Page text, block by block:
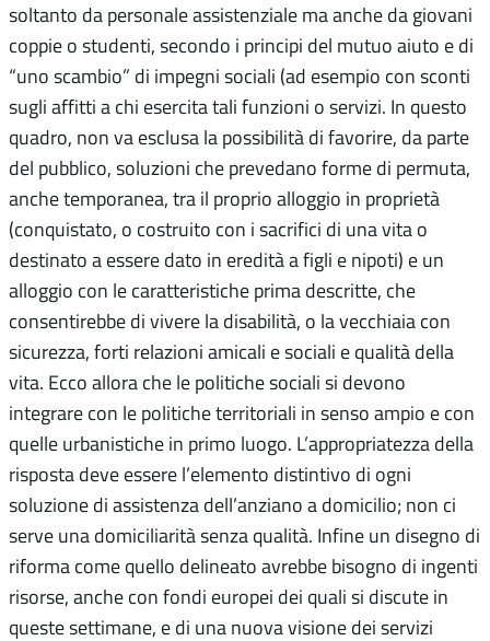
soltanto da personale assistenziale ma anche da giovani
coppie o studenti, secondo i principi del mutuo aiuto e di
“uno scambio” di impegni sociali (ad esempio con sconti
sugli affitti a chi esercita tali funzioni o servizi. In questo
quadro, non va esclusa la possibilità di favorire, da parte
del pubblico, soluzioni che prevedano forme di permuta,
anche temporanea, tra il proprio alloggio in proprietà
(conquistato, o costruito con i sacrifici di una vita o
destinato a essere dato in eredità a figli e nipoti) e un
alloggio con le caratteristiche prima descritte, che
consentirebbe di vivere la disabilità, o la vecchiaia con
sicurezza, forti relazioni amicali e sociali e qualità della
vita. Ecco allora che le politiche sociali si devono
integrare con le politiche territoriali in senso ampio e con
quelle urbanistiche in primo luogo. L’appropriatezza della
risposta deve essere l’elemento distintivo di ogni
soluzione di assistenza dell’anziano a domicilio; non ci
serve una domiciliarità senza qualità. Infine un disegno di
riforma come quello delineato avrebbe bisogno di ingenti
risorse, anche con fondi europei dei quali si discute in
queste settimane, e di una nuova visione dei servizi